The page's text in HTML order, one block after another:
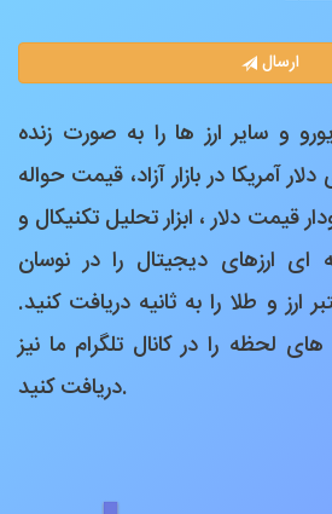
ارسال
و سایر ارز ها را به صورت زنده
آمریکا در بازار آزاد، قیمت حواله
قیمت دلار ، ابزار تحلیل تکنیکال و
ارزهای دیجیتال را در نوسان
ارز و طلا را به ثانیه دریافت کنید.
لحظه را در کانال تلگرام ما نیز
دریافت کنید.